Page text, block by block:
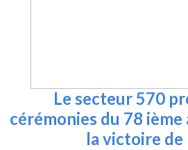
Le secteur 570
cérémonies du 78
la victoire de